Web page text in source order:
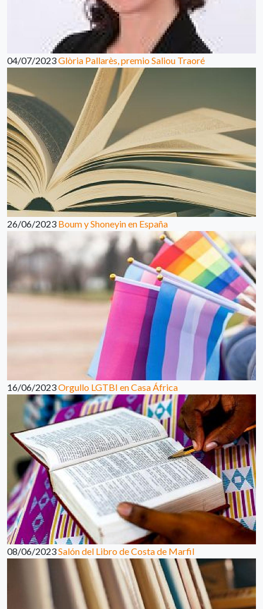
04/07/2023Glòria Pallarès, premio Saliou Traoré
26/06/2023 Boum y Shoneyin en España
16/06/2023Orgullo LGTBI en Casa África
08/06/2023Salón del Libro de Costa de Marfil